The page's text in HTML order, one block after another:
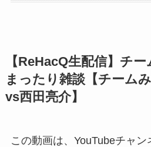
【ReHacQ生配信】チ
まったり雑談【チーム
vs西田亮介】
この動画は、YouTubeチャ